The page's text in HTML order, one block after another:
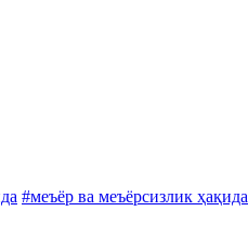
#меъёр ва меъёрсизлик ҳақида